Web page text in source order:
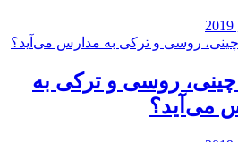
چینی، روسی و ترکی به
می‌آید؟